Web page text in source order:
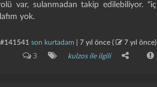
var, sulanmadan takip edilebiliyor. "iç
yok.
#141541 son kurtadam 7 yıl önce ( 7 yıl önce)
3 kulzos ile ilgili